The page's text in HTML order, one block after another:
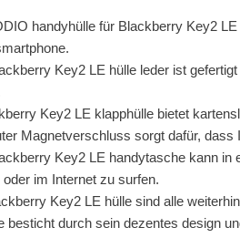
handyhülle für Blackberry Key2
Key2 LE hülle leder ist
Key2 LE klapphülle bietet
Magnetverschluss sorgt dafür,
Key2 LE handytasche kann in
im Internet zu surfen.
Key2 LE hülle sind alle
besticht durch sein dezentes design